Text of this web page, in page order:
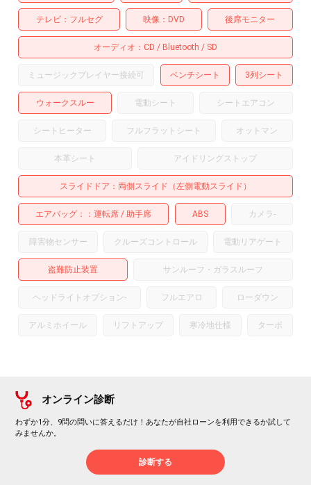
テレビ フルセグ 映像 DVD 後席モニター
オーディオ CD Bluetooth SD
ミュージックプレイヤー接続可 ベンチシート 3列シート
ウォークスルー 電動シート シートエアコン
シートヒーター フルフラットシート オットマン
本革シート アイドリングストップ
スライドドア 両側スライド（左側電動スライド）
エアバッグ： 運転席 助手席 ABS カメラ-
障害物センサー クルーズコントロール 電動リアゲート
盗難防止装置 サンルーフ・ガラスルーフ
ヘッドライトオプション- フルエアロ ローダウン
アルミホイール リフトアップ 寒冷地仕様 ターボ
オンライン診断
わずか1分、9問の問いに答えるだけ！あなたが自社ローンを利用できるか試して
みませんか。
診断する